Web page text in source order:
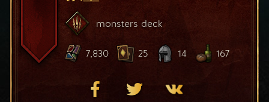
monsters deck
7,830 25 14 167